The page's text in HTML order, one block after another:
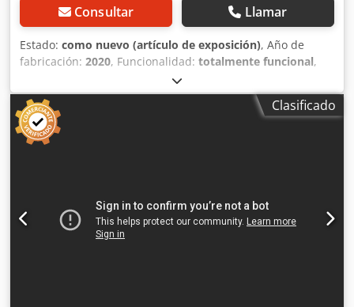
Consultar Llamar
Estado: como nuevo (artículo de exposición), Año de
fabricación: 2020, Funcionalidad: totalmente funcional,
número de máquina/vehículo:
ensobradora de demostración, prácticamente NUEVA,
apenas utilizada, ¡solo 17.245 ensobrados en el contador!
El equipo ha sido revisado completamente por un técnico
autorizado y se encuentra en un estado absolutamente
5.500 sobres/hora - Capacidad de agrupación (extracción
múltiple): hasta 6.900 hojas/hora, opcionalmente hasta
9.400 hojas/hora - Formatos de sobre: C6 (opcional),
Clasificado